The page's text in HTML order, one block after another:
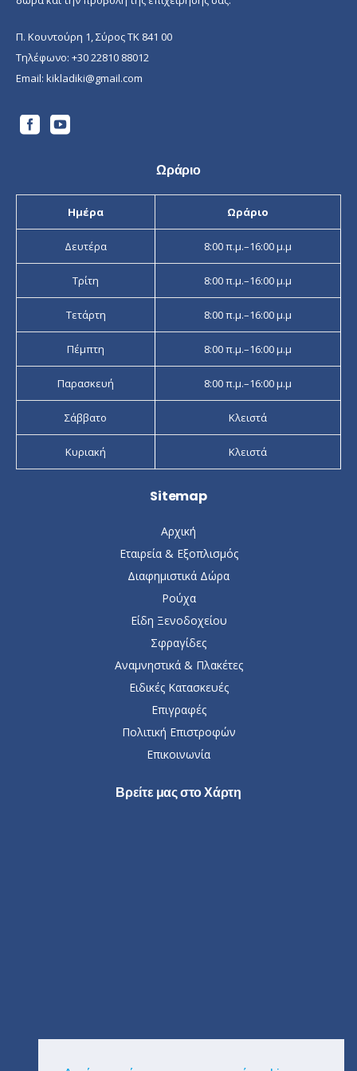
Π. Κουντούρη 1, Σύρος ΤΚ 841 00
Τηλέφωνο: +30 22810 88012
Email: kikladiki@gmail.com
Ωράριο
Ημέρα Ωράριο
Δευτέρα 8:00 π.μ.–16:00 μ.μ
Τρίτη 8:00 π.μ.–16:00 μ.μ
Τετάρτη 8:00 π.μ.–16:00 μ.μ
Πέμπτη 8:00 π.μ.–16:00 μ.μ
Παρασκευή 8:00 π.μ.–16:00 μ.μ
Σάββατο Κλειστά
Κυριακή Κλειστά
Sitemap
Αρχική
Εταιρεία & Εξοπλισμός
Διαφημιστικά Δώρα
Ρούχα
Είδη Ξενοδοχείου
Σφραγίδες
Αναμνηστικά & Πλακέτες
Ειδικές Κατασκευές
Επιγραφές
Πολιτική Επιστροφών
Επικοινωνία
Βρείτε μας στο Χάρτη